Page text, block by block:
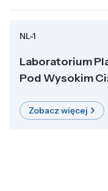
NL-1
Laboratorium
Pod Wysokim
Zobacz więcej